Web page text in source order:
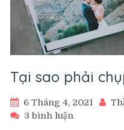
Tại sao phải
6 Tháng 4, 2021
3 bình luận